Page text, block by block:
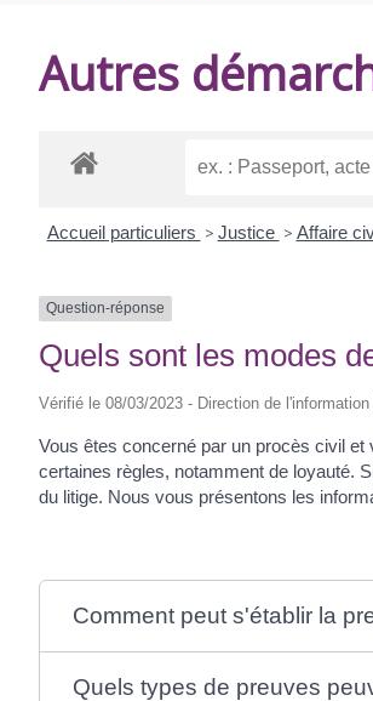
Autres
Accueil particuliers > Justice > Affaire
Question-réponse
Quels sont les modes
Vérifié le 08/03/2023 - Direction de
Vous êtes concerné par un procès civil
certaines règles, notamment de loyauté.
du litige. Nous vous présentons les
Comment peut s'établir la
Quels types de preuves